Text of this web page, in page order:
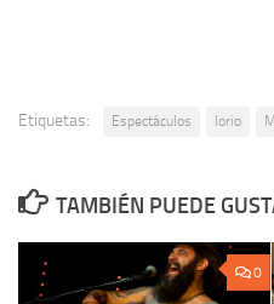
Etiquetas: Espectáculos Iorio
TAMBIÉN PUEDE
0